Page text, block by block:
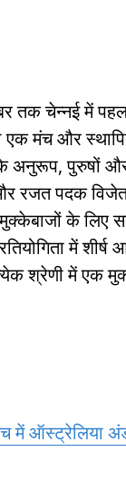
तक चेन्नई में
मंच और स्थापित
के अनुरूप, पुरुषों
रजत पदक
के लिए
में शीर्ष
श्रेणी में एक
में ऑस्ट्रेलिया